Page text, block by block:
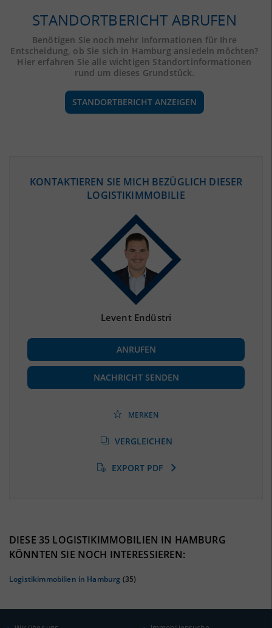
STANDORTBERICHT ABRUFEN
Benötigen Sie noch mehr Informationen für Ihre
Entscheidung, ob Sie sich in Hamburg ansiedeln möchten?
Hier erfahren Sie alle wichtigen Standortinformationen
rund um dieses Grundstück.
STANDORTBERICHT ANZEIGEN
(STAND: 12/2019)
(Landkreis / Kreisfreie Stadt)
BESCHÄFTIGUNG
Beschäftigte
(Landkreis / Kreisfreie Stadt)
(Landkreis / Kreisfreie Stadt)
KONTAKTIEREN SIE MICH BEZÜGLICH DIESER
LOGISTIKIMMOBILIE
Levent Endüstri
ANRUFEN
NACHRICHT SENDEN
MERKEN
VERGLEICHEN
EXPORT PDF
DIESE 35 LOGISTIKIMMOBILIEN IN HAMBURG
KÖNNTEN SIE NOCH INTERESSIEREN:
Logistikimmobilien in Hamburg (35)